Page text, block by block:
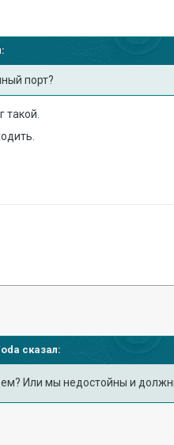
порт?
такой.
сказал:
Или мы недостойны и